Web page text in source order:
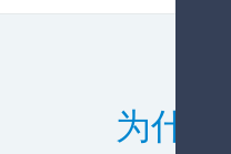
为什